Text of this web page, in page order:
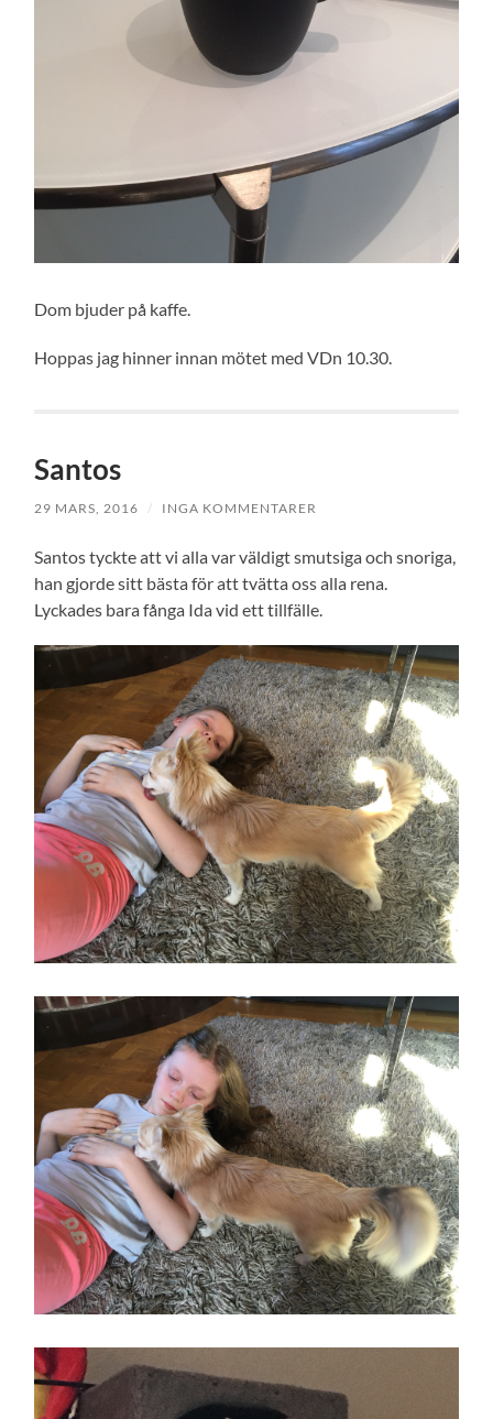
Dom bjuder på kaffe.
Hoppas jag hinner innan mötet med VDn 10.30.
Santos
29 MARS, 2016 / INGA KOMMENTARER
Santos tyckte att vi alla var väldigt smutsiga och snoriga,
han gjorde sitt bästa för att tvätta oss alla rena.
Lyckades bara fånga Ida vid ett tillfälle.